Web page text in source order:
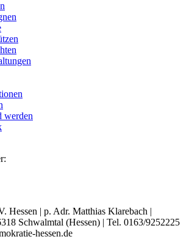
werden
Hessen | p. Adr. Matthias Klarebach |
Schwalmtal (Hessen) | Tel. 0163/9252225
hessen.de